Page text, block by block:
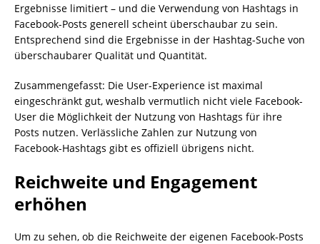
Ergebnisse limitiert – und die Verwendung von Hashtags in
Facebook-Posts generell scheint überschaubar zu sein.
Entsprechend sind die Ergebnisse in der Hashtag-Suche von
überschaubarer Qualität und Quantität.
Zusammengefasst: Die User-Experience ist maximal
eingeschränkt gut, weshalb vermutlich nicht viele Facebook-
User die Möglichkeit der Nutzung von Hashtags für ihre
Posts nutzen. Verlässliche Zahlen zur Nutzung von
Facebook-Hashtags gibt es offiziell übrigens nicht.
Reichweite und Engagement
erhöhen
Um zu sehen, ob die Reichweite der eigenen Facebook-Posts